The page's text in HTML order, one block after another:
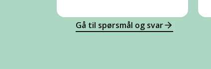
Gå til spørsmål og svar